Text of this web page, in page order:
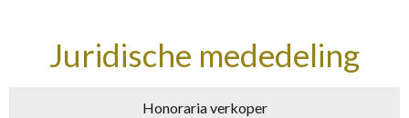
Juridische mededeling
Honoraria verkoper